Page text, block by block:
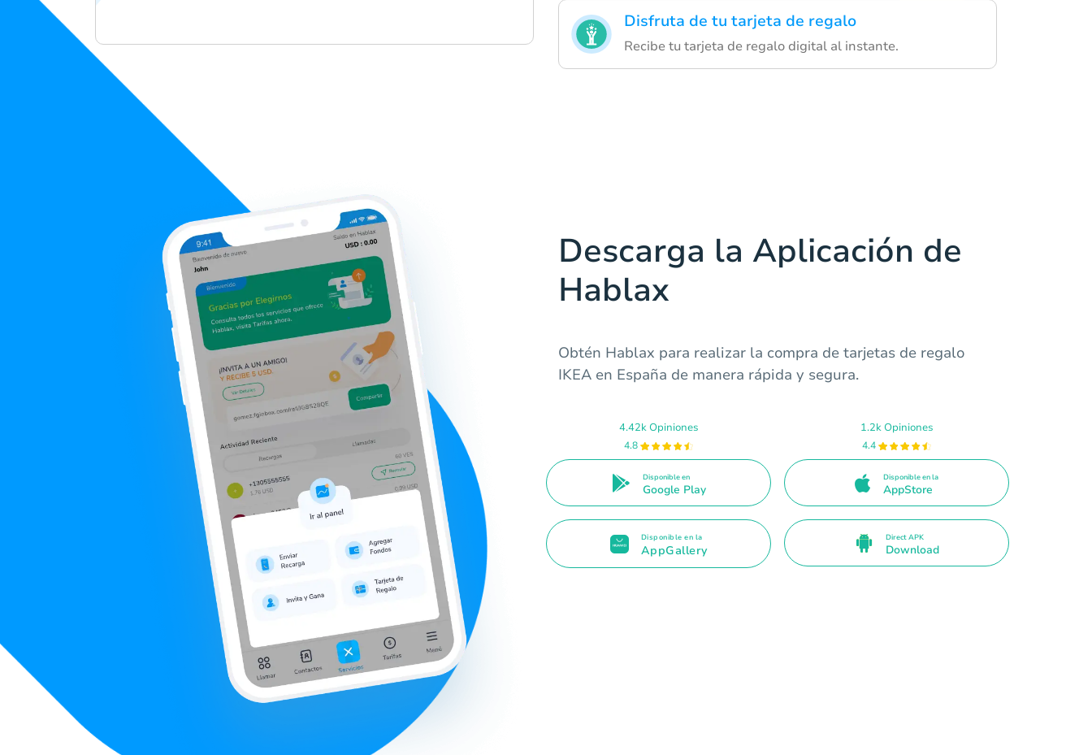
Disfruta de tu tarjeta de regalo
Recibe tu tarjeta de regalo digital al instante.
Descarga la Aplicación de
Hablax
Obtén Hablax para realizar la compra de tarjetas de regalo
IKEA en España de manera rápida y segura.
4.42k Opiniones
4.8
Disponible en
Google Play
1.2k Opiniones
4.4
Disponible en la
AppStore
Disponible en la
AppGallery
Direct APK
Download